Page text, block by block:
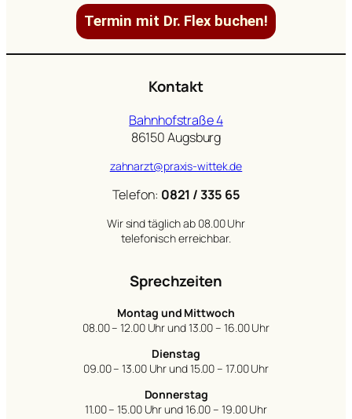
Termin mit Dr. Flex buchen!
Kontakt
Bahnhofstraße 4
86150 Augsburg
zahnarzt@praxis-wittek.de
Telefon: 0821 / 335 65
Wir sind täglich ab 08.00 Uhr
telefonisch erreichbar.
Sprechzeiten
Montag und Mittwoch
08.00 – 12.00 Uhr und 13.00 – 16.00 Uhr
Dienstag
09.00 – 13.00 Uhr und 15.00 – 17.00 Uhr
Donnerstag
11.00 – 15.00 Uhr und 16.00 – 19.00 Uhr